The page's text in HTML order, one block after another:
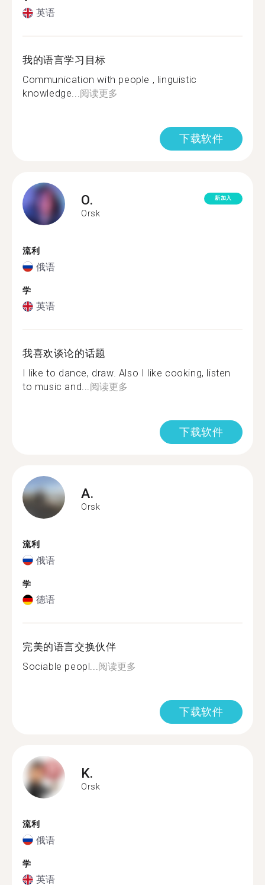
英语
我的语言学习目标
Communication with people , linguistic
knowledge...阅读更多
下载软件
O.
Orsk
新加入
流利
俄语
学
英语
我喜欢谈论的话题
I like to dance, draw. Also I like cooking, listen
to music and...阅读更多
下载软件
A.
Orsk
流利
俄语
学
德语
完美的语言交换伙伴
Sociable peopl...阅读更多
下载软件
K.
Orsk
流利
俄语
学
英语